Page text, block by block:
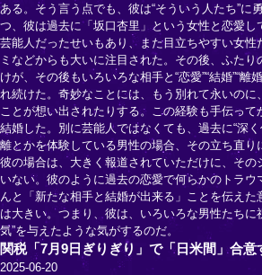
ある。そう言う点でも、彼は“そういう人たち”に
つ、彼は過去に「坂口杏里」という女性と恋愛し
芸能人だったせいもあり、また目立ちやすい女性
ミなどからも大いに注目された。その後、ふた
けが、その後もいろいろな相手と“恋愛”“結婚”“離
れ続けた。奇妙なことには、もう別れて永いのに
ことが想い出されたりする。この経験も手伝って
結婚した。別に芸能人ではなくても、過去に“深
離とかを体験している男性の場合、その立ち直り
彼の場合は、大きく報道されていただけに、その
いない。彼のように過去の恋愛で何らかのトラウ
んと「新たな相手と結婚が出来る」ことを伝え
は大きい。つまり、彼は、いろいろな男性たちに
気”を与えたような気がするのだ。
関税「7月9日ぎりぎり」で「日米間」合意
2025-06-20